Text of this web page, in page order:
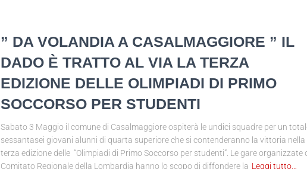
” DA VOLANDIA A CASALMAGGIORE ” IL
DADO È TRATTO AL VIA LA TERZA
EDIZIONE DELLE OLIMPIADI DI PRIMO
SOCCORSO PER STUDENTI
Sabato 3 Maggio il comune di Casalmaggiore ospiterà le undici squadre per un
sessantasei giovani alunni di quarta superiore che si contenderanno la vittoria nella
terza edizione delle “Olimpiadi di Primo Soccorso per studenti”. Le gare organizzate
Comitato Regionale della Lombardia hanno lo scopo di diffondere la Leggi tutto…